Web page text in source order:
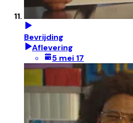
Bevrijding
Aflevering
5 mei 17